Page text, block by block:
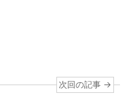
次回の記事 →